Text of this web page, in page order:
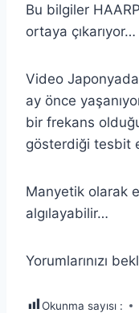
Bu bilgiler
ortaya çıkarıyor…
Video
ay önce
bir frekans
gösterdiği tesbit
Manyetik olarak
algılayabilir…
Yorumlarınızı
Okunma sayısı :